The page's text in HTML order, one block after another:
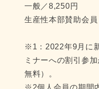
一般／8,250円
生産性本部賛助会
※1：2022年9月に
ミナーへの割引参
無料）。